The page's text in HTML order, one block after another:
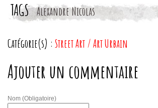
TAGS Alexandre Nicolas
Catégorie(s) : Street Art / Art Urbain
Ajouter un commentaire
Nom (Obligatoire)